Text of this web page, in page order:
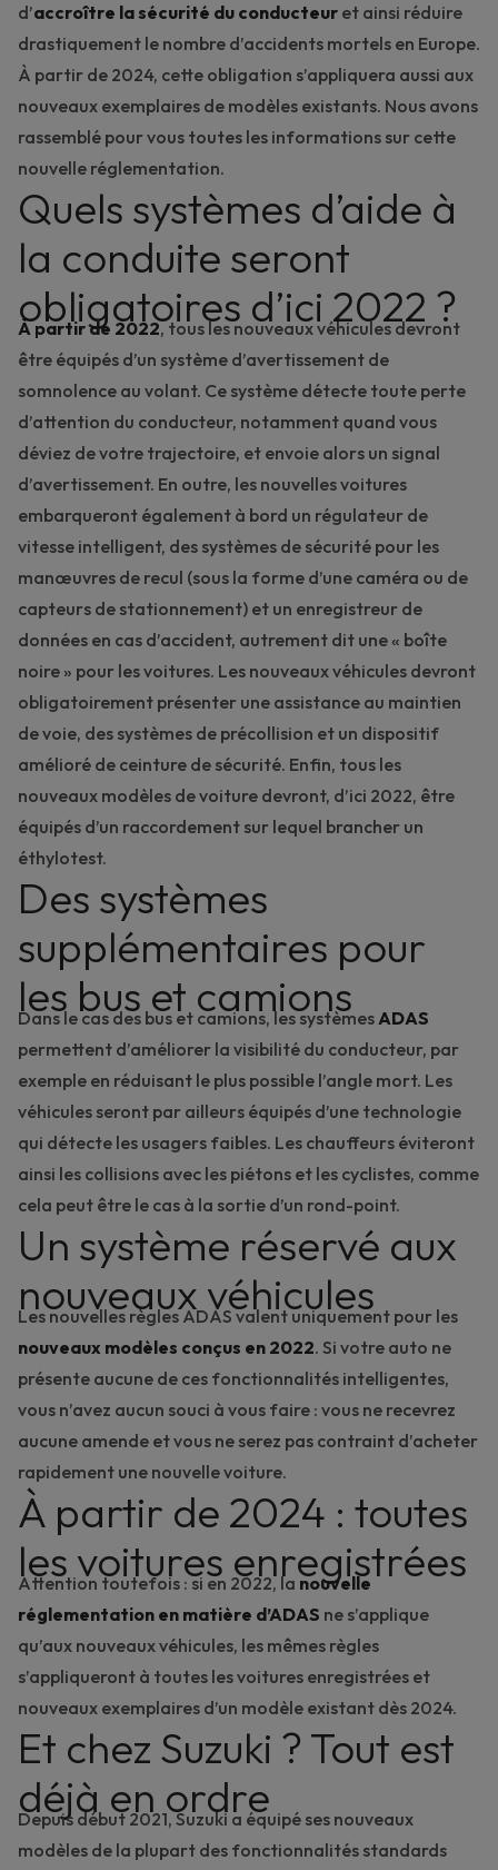
d’accroître la sécurité du conducteur et ainsi réduire
drastiquement le nombre d’accidents mortels en Europe.
À partir de 2024, cette obligation s’appliquera aussi aux
nouveaux exemplaires de modèles existants. Nous avons
rassemblé pour vous toutes les informations sur cette
nouvelle réglementation.
Quels systèmes d’aide à
la conduite seront
obligatoires d’ici 2022 ?
À partir de 2022, tous les nouveaux véhicules devront
être équipés d’un système d’avertissement de
somnolence au volant. Ce système détecte toute perte
d’attention du conducteur, notamment quand vous
déviez de votre trajectoire, et envoie alors un signal
d’avertissement. En outre, les nouvelles voitures
embarqueront également à bord un régulateur de
vitesse intelligent, des systèmes de sécurité pour les
manœuvres de recul (sous la forme d’une caméra ou de
capteurs de stationnement) et un enregistreur de
données en cas d’accident, autrement dit une « boîte
noire » pour les voitures. Les nouveaux véhicules devront
obligatoirement présenter une assistance au maintien
de voie, des systèmes de précollision et un dispositif
amélioré de ceinture de sécurité. Enfin, tous les
nouveaux modèles de voiture devront, d’ici 2022, être
équipés d’un raccordement sur lequel brancher un
éthylotest.
Des systèmes
supplémentaires pour
les bus et camions
Dans le cas des bus et camions, les systèmesADAS
permettent d’améliorer la visibilité du conducteur, par
exemple en réduisant le plus possible l’angle mort. Les
véhicules seront par ailleurs équipés d’une technologie
qui détecte les usagers faibles. Les chauffeurs éviteront
ainsi les collisions avec les piétons et les cyclistes, comme
cela peut être le cas à la sortie d’un rond-point.
Un système réservé aux
nouveaux véhicules
Les nouvelles règles ADAS valent uniquement pour les
nouveaux modèles conçus en 2022. Si votre auto ne
présente aucune de ces fonctionnalités intelligentes,
vous n’avez aucun souci à vous faire : vous ne recevrez
aucune amende et vous ne serez pas contraint d’acheter
rapidement une nouvelle voiture.
À partir de 2024 : toutes
les voitures enregistrées
Attention toutefois : si en 2022, la nouvelle
réglementation en matière d’ADAS ne s’applique
qu’aux nouveaux véhicules, les mêmes règles
s’appliqueront à toutes les voitures enregistrées et
nouveaux exemplaires d’un modèle existant dès 2024.
Et chez Suzuki ? Tout est
déjà en ordre
Depuis début 2021, Suzuki a équipé ses nouveaux
modèles de la plupart des fonctionnalités standards